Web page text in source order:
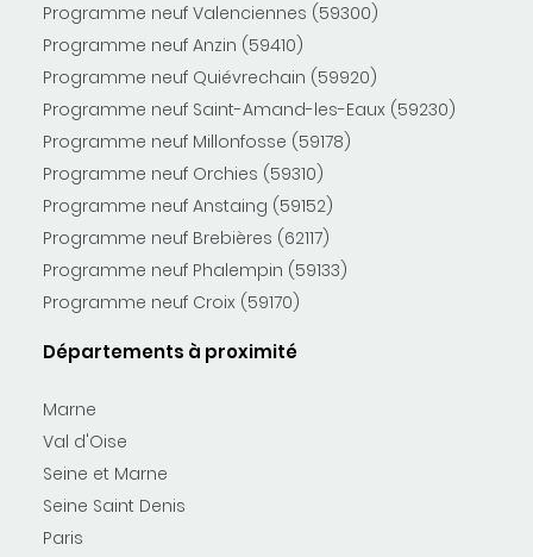
Programme neuf Valenciennes (59300)
Programme neuf Anzin (59410)
Programme neuf Quiévrechain (59920)
Programme neuf Saint-Amand-les-Eaux (59230)
Programme neuf Millonfosse (59178)
Programme neuf Orchies (59310)
Programme neuf Anstaing (59152)
Programme neuf Brebières (62117)
Programme neuf Phalempin (59133)
Programme neuf Croix (59170)
Départements à proximité
Marne
Val d'Oise
Seine et Marne
Seine Saint Denis
Paris